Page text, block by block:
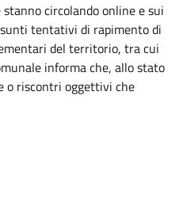
circolando online e sui
tentativi di rapimento di
del territorio, tra cui
informa che, allo stato
o riscontri oggettivi che